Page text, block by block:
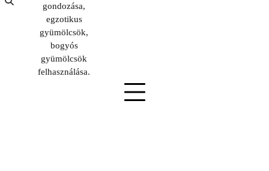
gondozása,
egzotikus
gyümölcsök,
bogyós
gyümölcsök
felhasználása.